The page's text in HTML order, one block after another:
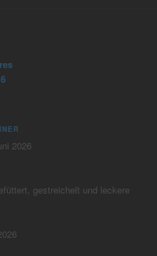
2026
gestreichelt und leckere